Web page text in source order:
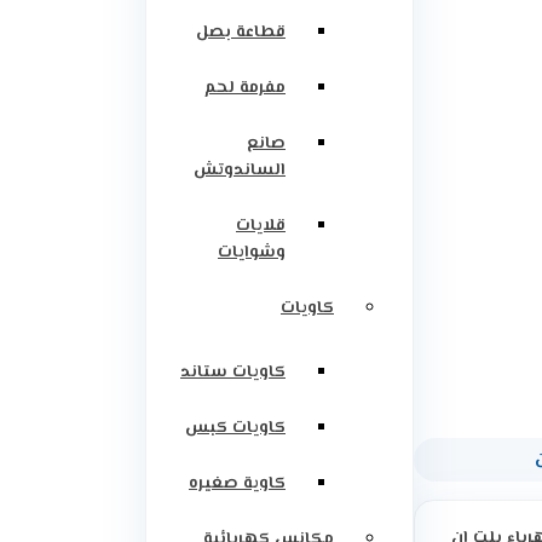
قطاعة بصل
مفرمة لحم
صانع
الساندوتش
قلايات
وشوايات
كاويات
كاويات ستاند
كاويات كبس
كاوية صغيره